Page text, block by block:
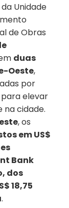
Unidade
de Obras
duas
Oeste,
por
para elevar
cidade.
, os
em US$
Bank
dos
18,75
.